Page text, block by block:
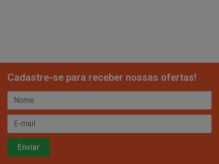
Cadastre-se para receber nossas ofertas!